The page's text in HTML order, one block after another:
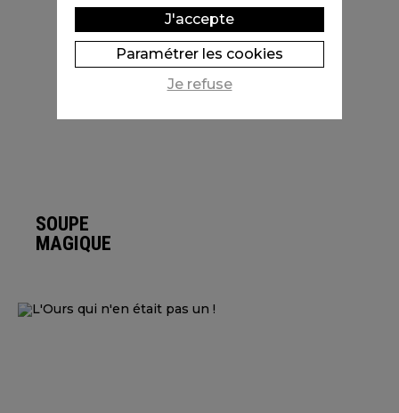
SOUPE
MAGIQUE
J'accepte
Paramétrer les cookies
Je refuse